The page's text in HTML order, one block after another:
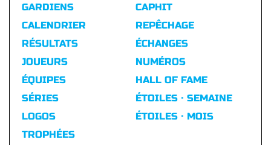
GARDIENS
CALENDRIER
RÉSULTATS
CAPHIT
REPÊCHAGE
ÉCHANGES
JOUEURS
ÉQUIPES
SÉRIES
LOGOS
TROPHÉES
NUMÉROS
HALL OF FAME
ÉTOILES · SEMAINE
ÉTOILES · MOIS